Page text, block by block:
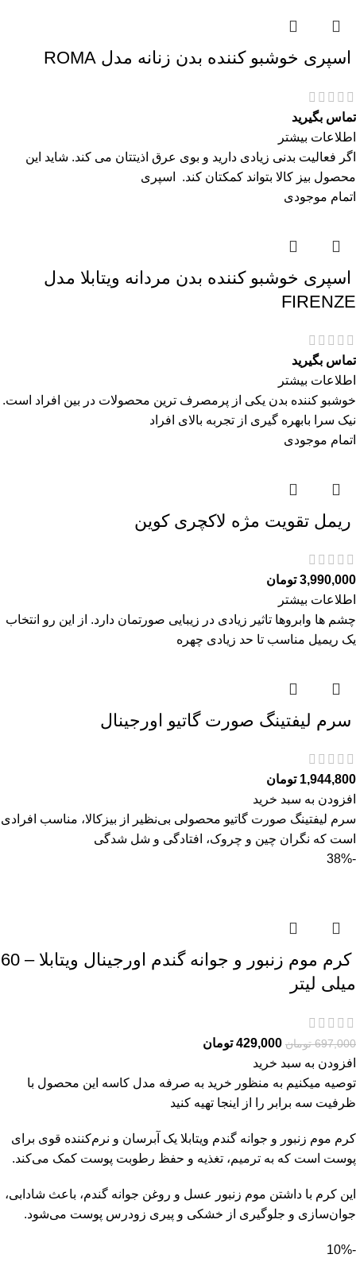
اسپری خوشبو کننده بدن زنانه مدل ROMA
تماس بگیرید
اطلاعات بیشتر
اگر فعالیت بدنی زیادی دارید و بوی عرق اذیتتان می کند. شاید این
محصول بیز کالا بتواند کمکتان کند. اسپری
اتمام موجودی
اسپری خوشبو کننده بدن مردانه ویتابلا مدل
FIRENZE
تماس بگیرید
اطلاعات بیشتر
خوشبو کننده بدن یکی از پرمصرف ترین محصولات در بین افراد است.
نیک سرا بابهره گیری از تجربه بالای افراد
اتمام موجودی
ريمل تقويت مژه لاكچری كوين
3,990,000 تومان
اطلاعات بیشتر
چشم ها وابروها تاثیر زیادی در زیبایی صورتمان دارد. از این رو انتخاب
یک ریمیل مناسب تا حد زیادی چهره
سرم ليفتينگ صورت گاتیو اورجینال
1,944,800 تومان
افزودن به سبد خرید
سرم ليفتينگ صورت گاتیو محصولی بی‌نظیر از بیزکالا، مناسب افرادی
است که نگران چین و چروک، افتادگی و شل‌ شدگی
-38%
کرم موم زنبور و جوانه گندم اورجینال ویتابلا – 60
میلی لیتر
697,000 تومان 429,000 تومان
افزودن به سبد خرید
توصیه میکنیم به منظور خرید به صرفه مدل کاسه این محصول با
ظرفیت سه برابر را از
اینجا تهیه کنید
کرم موم زنبور و جوانه گندم ویتابلا یک آبرسان و نرم‌کننده قوی برای
پوست است که به ترمیم، تغذیه و حفظ رطوبت پوست کمک می‌کند.
این کرم با داشتن موم زنبور عسل و روغن جوانه گندم، باعث شادابی،
جوان‌سازی و جلوگیری از خشکی و پیری زودرس پوست می‌شود.
-10%